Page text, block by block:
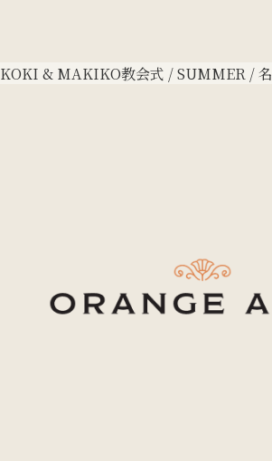
KOKI & MAKIKO教会式 / SUMMER / 名